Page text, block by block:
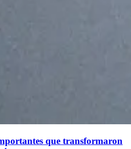
que transformaron